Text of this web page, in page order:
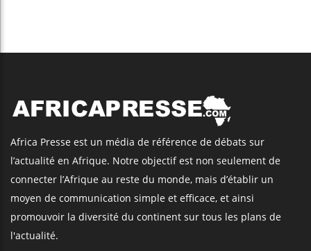
Africa Presse est un média de référence de débats sur
l’actualité en Afrique. Notre objectif est non seulement de
connecter l’Afrique au reste du monde, mais d’établir un
moyen de communication simple et efficace, et ainsi
promouvoir la diversité du continent sur tous les plans de
l'actualité.